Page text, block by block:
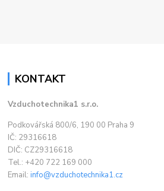
KONTAKT
Vzduchotechnika1 s.r.o.
Podkovářská 800/6, 190 00 Praha 9
IČ: 29316618
DIČ: CZ29316618
Tel.: +420 722 169 000
Email:info@vzduchotechnika1.cz